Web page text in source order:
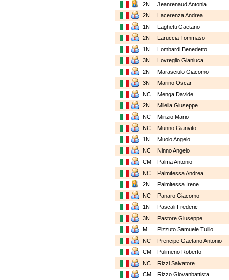
2N
Jeanrenaud Antonia
2N
Lacerenza Andrea
1N
Laghetti Gaetano
2N
Laruccia Tommaso
1N
Lombardi Benedetto
3N
Lovreglio Gianluca
2N
Marasciulo Giacomo
3N
Marino Oscar
NC
Menga Davide
2N
Milella Giuseppe
NC
Mirizio Mario
NC
Munno Gianvito
1N
Muolo Angelo
NC
Ninno Angelo
CM
Palma Antonio
NC
Palmitessa Andrea
2N
Palmitessa Irene
NC
Panaro Giacomo
1N
Pascali Frederic
3N
Pastore Giuseppe
M
Pizzuto Samuele Tullio
NC
Prencipe Gaetano Antonio
CM
Pulimeno Roberto
NC
Rizzi Salvatore
CM
Rizzo Giovanbattista